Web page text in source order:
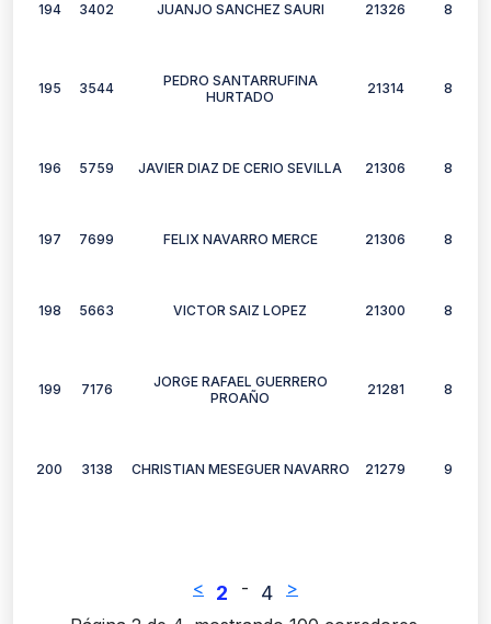
194 3402 JUANJO SANCHEZ SAURI 21326 8
195 3544
PEDRO SANTARRUFINA
HURTADO
21314 8
196 5759 JAVIER DIAZ DE CERIO SEVILLA 21306 8
197 7699 FELIX NAVARRO MERCE 21306 8
198 5663 VICTOR SAIZ LOPEZ 21300 8
199 7176
JORGE RAFAEL GUERRERO
PROAÑO
21281 8
200 3138 CHRISTIAN MESEGUER NAVARRO 21279 9
< 2 - 4
>